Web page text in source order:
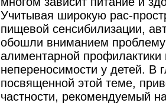
Учитывая широкую рас-
пищевой сенсибилизации,
обошли вниманием проблему
алиментарной
непереносимости у детей. В
посвященной этой теме,
частности, рекомендуемый